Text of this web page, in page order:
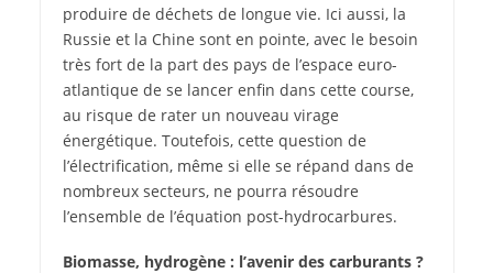
produire de déchets de longue vie. Ici aussi, la
Russie et la Chine sont en pointe, avec le besoin
très fort de la part des pays de l’espace euro-
atlantique de se lancer enfin dans cette course,
au risque de rater un nouveau virage
énergétique. Toutefois, cette question de
l’électrification, même si elle se répand dans de
nombreux secteurs, ne pourra résoudre
l’ensemble de l’équation post-hydrocarbures.
Biomasse, hydrogène : l’avenir des carburants ?